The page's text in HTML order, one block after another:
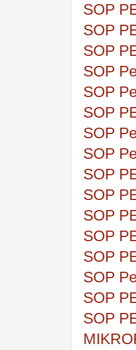
SOP
SOP
SOP
SOP
SOP
SOP
SOP
SOP
SOP
SOP
SOP
SOP
SOP
SOP
SOP
SOP